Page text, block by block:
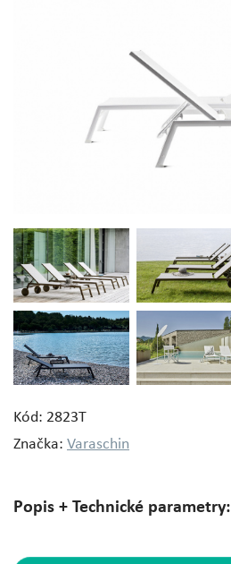
Kód: 2823T
Značka: Varaschin
Popis + Technické parametry: